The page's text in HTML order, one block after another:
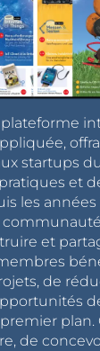
startups
et
les années
et
de
plan.
de